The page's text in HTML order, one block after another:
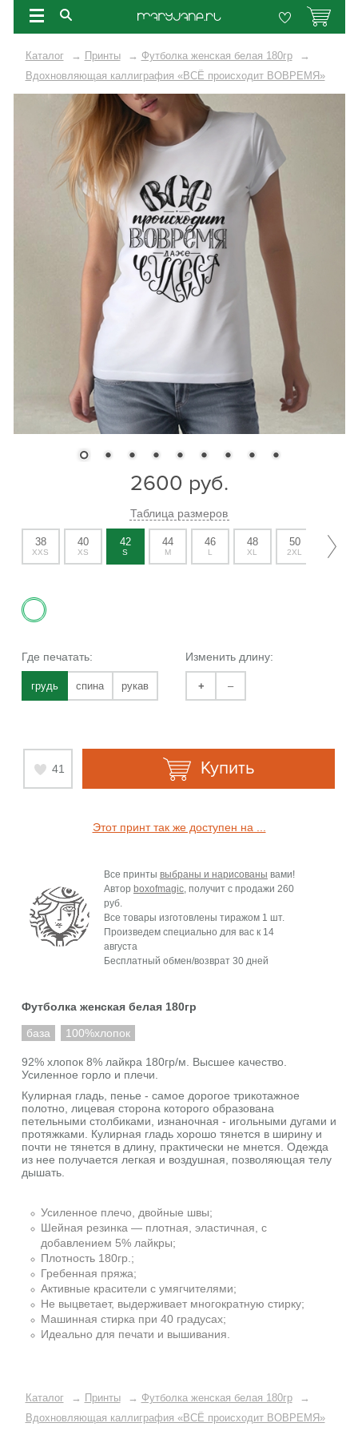
Каталог → Принты → Футболка женская белая 180гр
→
Вдохновляющая каллиграфия «ВСЁ происходит ВОВРЕМЯ»
2600 руб.
Таблица размеров
38
XXS
40
XS
42
S
44
M
46
L
48
XL
50
2XL
52
3XL
Где печатать:
грудь спина рукав
Изменить длину:
+ –
41 Купить
Этот принт так же доступен на ...
Все принты выбраны и нарисованы вами!
Автор boxofmagic, получит с продажи 260
руб.
Все товары изготовлены тиражом 1 шт.
Произведем специально для вас к 14
августа
Бесплатный обмен/возврат 30 дней
Футболка женская белая 180гр
база 100%хлопок
92% хлопок 8% лайкра 180гр/м. Высшее качество.
Усиленное горло и плечи.
Кулирная гладь, пенье - самое дорогое трикотажное
полотно, лицевая сторона которого образована
петельными столбиками, изнаночная - игольными дугами и
протяжками. Кулирная гладь хорошо тянется в ширину и
почти не тянется в длину, практически не мнется. Одежда
из нее получается легкая и воздушная, позволяющая телу
дышать.
Усиленное плечо, двойные швы;
Шейная резинка — плотная, эластичная, с
добавлением 5% лайкры;
Плотность 180гр.;
Гребенная пряжа;
Активные красители с умягчителями;
Не выцветает, выдерживает многократную стирку;
Машинная стирка при 40 градусах;
Идеально для печати и вышивания.
Каталог → Принты → Футболка женская белая 180гр
→
Вдохновляющая каллиграфия «ВСЁ происходит ВОВРЕМЯ»